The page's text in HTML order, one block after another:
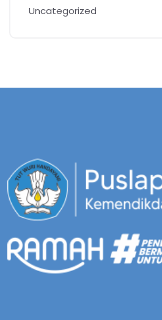
Uncategorized